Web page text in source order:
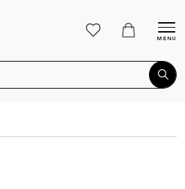
MENU